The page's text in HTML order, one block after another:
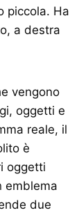
piccola. Ha
a destra
vengono
oggetti e
reale, il
è
oggetti
emblema
due